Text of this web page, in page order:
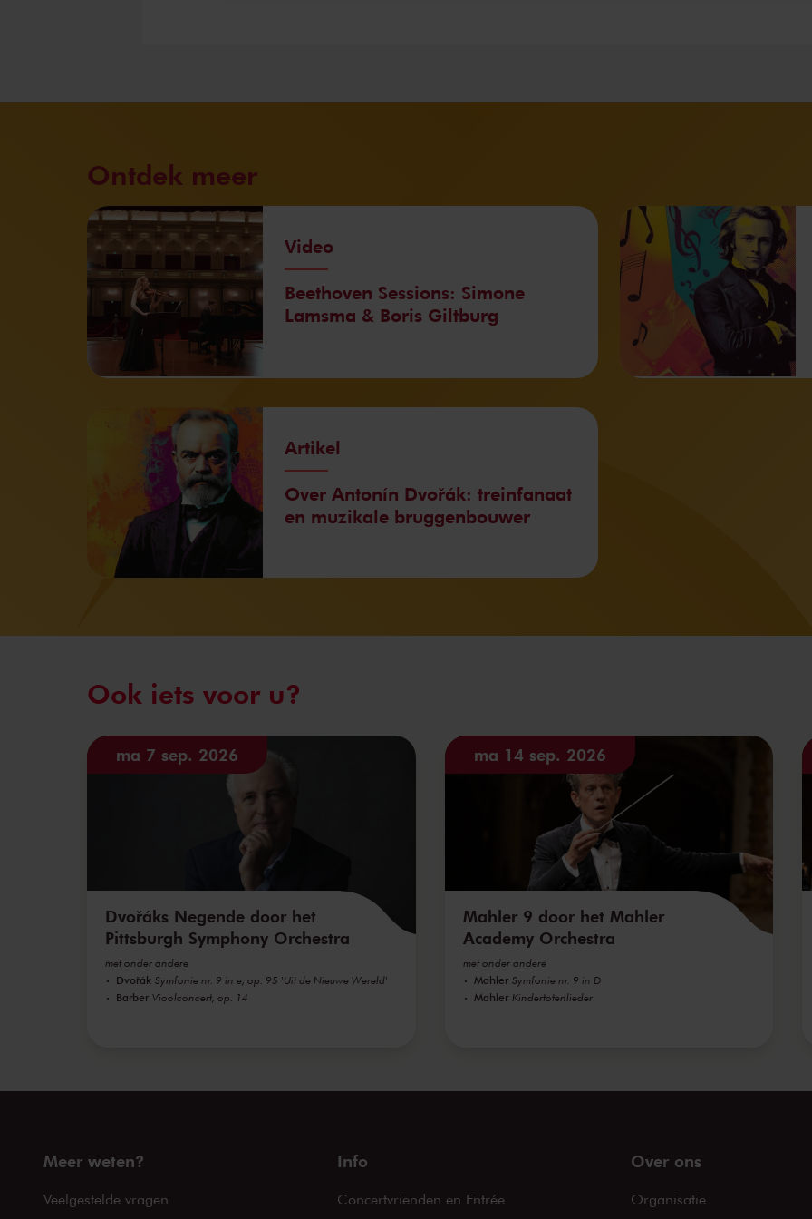
Ontdek meer
Video
Beethoven Sessions: Simone
Lamsma & Boris Giltburg
Artikel
Over Antonín Dvořák: treinfanaat
en muzikale bruggenbouwer
Ook iets voor u?
ma 7 sep. 2026
Dvořáks Negende door het
Pittsburgh Symphony Orchestra
met onder andere
Dvořák Symfonie nr. 9 in e, op. 95 'Uit de Nieuwe Wereld'
Barber Vioolconcert, op. 14
ma 14 sep. 2026
Mahler 9 door het Mahler
Academy Orchestra
met onder andere
Mahler Symfonie nr. 9 in D
Mahler Kindertotenlieder
Meer weten?
Veelgestelde vragen
Info
Concertvrienden en Entrée
Over ons
Organisatie